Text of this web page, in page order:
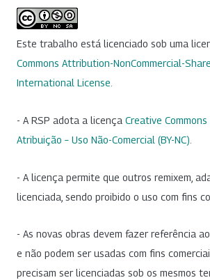
Este trabalho está licenciado sob uma
Commons Attribution-NonCommercial-
International License.
- A RSP adota a licença Creative Commons
Atribuição – Uso Não-Comercial (BY-NC)
- A licença permite que outros remixem,
licenciada, sendo proibido o uso com fins
- As novas obras devem fazer referência
e não podem ser usadas com fins
precisam ser licenciadas sob os mesmos